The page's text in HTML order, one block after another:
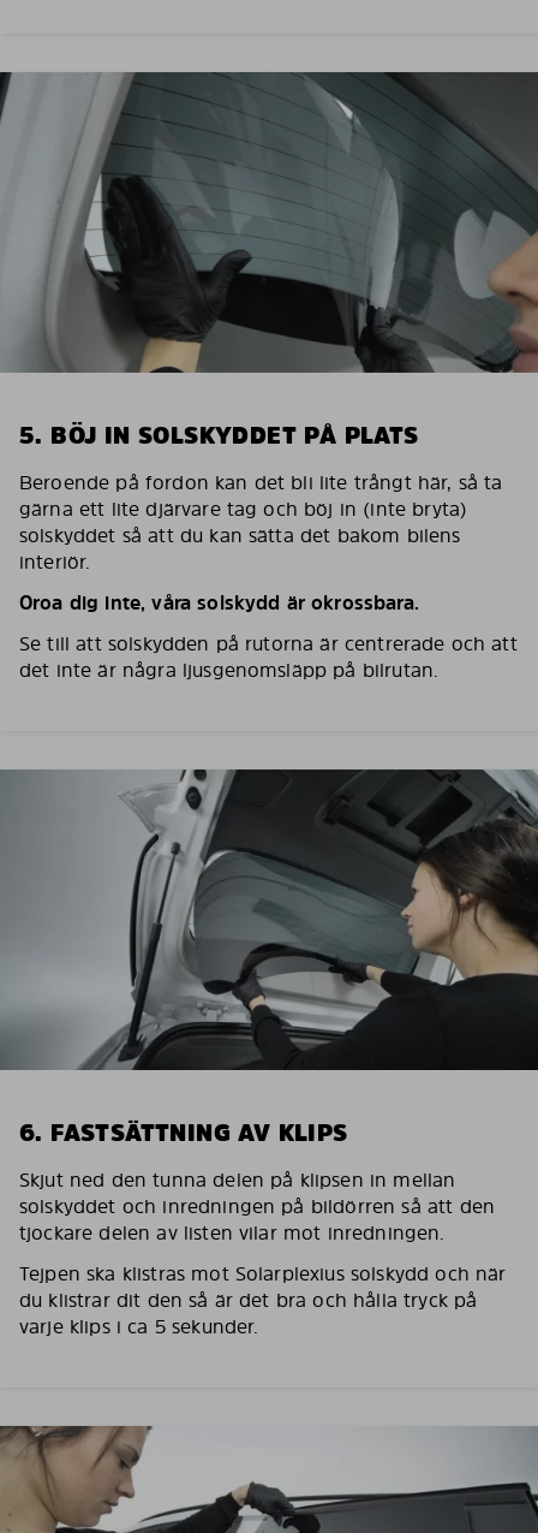
5. BÖJ IN SOLSKYDDET PÅ PLATS
Beroende på fordon kan det bli lite trångt här, så ta
gärna ett lite djärvare tag och böj in (inte bryta)
solskyddet så att du kan sätta det bakom bilens
interiör.
Oroa dig inte, våra solskydd är okrossbara.
Se till att solskydden på rutorna är centrerade och att
det inte är några ljusgenomsläpp på bilrutan.
6. FASTSÄTTNING AV KLIPS
Skjut ned den tunna delen på klipsen in mellan
solskyddet och inredningen på bildörren så att den
tjockare delen av listen vilar mot inredningen.
Tejpen ska klistras mot Solarplexius solskydd och när
du klistrar dit den så är det bra och hålla tryck på
varje klips i ca 5 sekunder.